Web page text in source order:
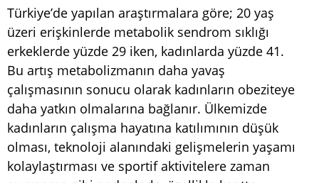
Türkiye’de yapılan araştırmalara göre; 20 yaş
üzeri erişkinlerde metabolik sendrom sıklığı
erkeklerde yüzde 29 iken, kadınlarda yüzde 41.
Bu artış metabolizmanın daha yavaş
çalışmasının sonucu olarak kadınların obeziteye
daha yatkın olmalarına bağlanır. Ülkemizde
kadınların çalışma hayatına katılımının düşük
olması, teknoloji alanındaki gelişmelerin yaşamı
kolaylaştırması ve sportif aktivitelere zaman